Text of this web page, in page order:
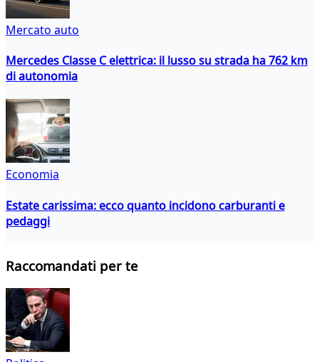
Mercato auto
Mercedes Classe C elettrica: il lusso su strada ha 762 km
di autonomia
Economia
Estate carissima: ecco quanto incidono carburanti e
pedaggi
Raccomandati per te